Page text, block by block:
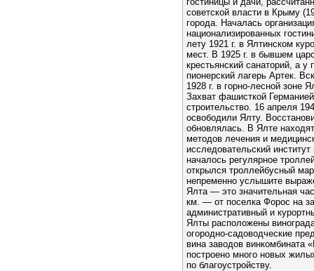
советской власти в Крыму
города. Началась
национализированных
лету 1921 г. в Ялтинском
мест. В 1925 г. в бывшем
крестьянский санаторий, а
пионерский лагерь Артек.
1928 г. в горно-лесной зоне
Захват фашисткой
строительство. 16 апреля
освободили Ялту.
обновлялась. В Ялте
методов лечения и
исследовательский
началось регулярное
открылся троллейбусный
непременно услышите
Ялта — это значительная
км. — от поселка Форос на
административный и
Ялты расположены
огородно-садоводческие
вина заводов винкомбината
построено много новых
по благоустройству.